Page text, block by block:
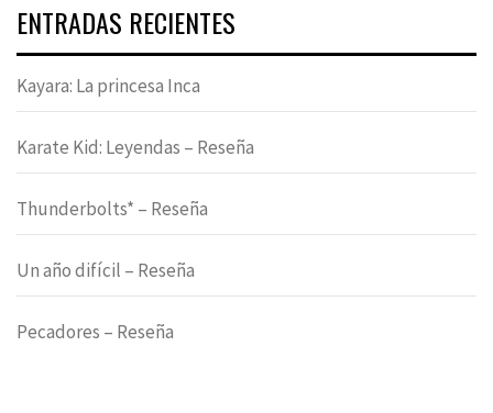
ENTRADAS RECIENTES
Kayara: La princesa Inca
Karate Kid: Leyendas – Reseña
Thunderbolts* – Reseña
Un año difícil – Reseña
Pecadores – Reseña